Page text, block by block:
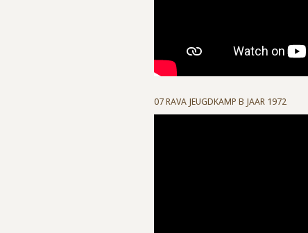
07 RAVA JEUGDKAMP B JAAR 1972